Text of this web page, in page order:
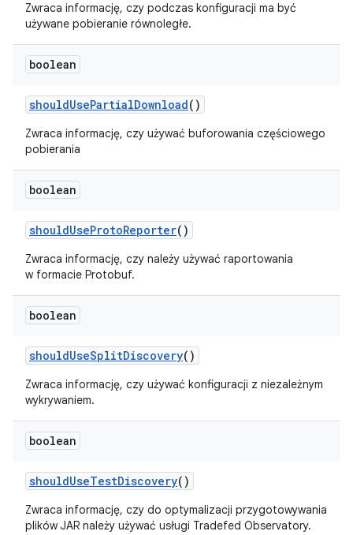
Zwraca informację, czy podczas konfiguracji ma być
używane pobieranie równoległe.
boolean
shouldUsePartialDownload()
Zwraca informację, czy używać buforowania częściowego
pobierania
boolean
shouldUseProtoReporter()
Zwraca informację, czy należy używać raportowania
w formacie Protobuf.
boolean
shouldUseSplitDiscovery()
Zwraca informację, czy używać konfiguracji z niezależnym
wykrywaniem.
boolean
shouldUseTestDiscovery()
Zwraca informację, czy do optymalizacji przygotowywania
plików JAR należy używać usługi Tradefed Observatory.